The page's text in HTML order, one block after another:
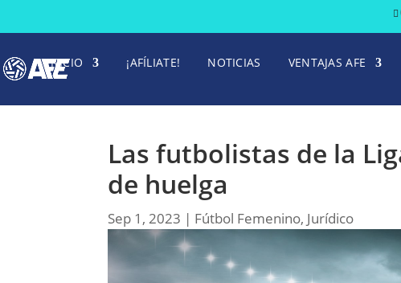
INICIO ¡AFÍLIATE! NOTICIAS VENTAJAS AFE
Las futbolistas de la
de huelga
Sep 1, 2023 | Fútbol Femenino, Jurídico